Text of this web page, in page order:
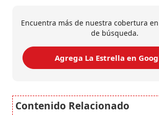
Encuentra más de nuestra cobertura
de búsqueda.
Agrega La Estrella en